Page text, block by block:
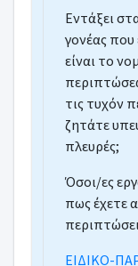
Εντάξει
γονέας που
είναι το
τις τυχόν
ζητάτε
πλευρές;
Όσοι/ες
πως έχετε
ΕΙΔΙΚΟ-